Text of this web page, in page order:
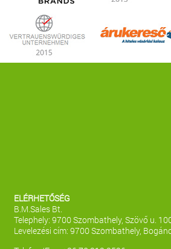
ELÉRHETŐSÉG
B.M.Sales Bt.
Telephely: 9700 Szombathely, Szövő u.
Levelezési cím: 9700 Szombathely,